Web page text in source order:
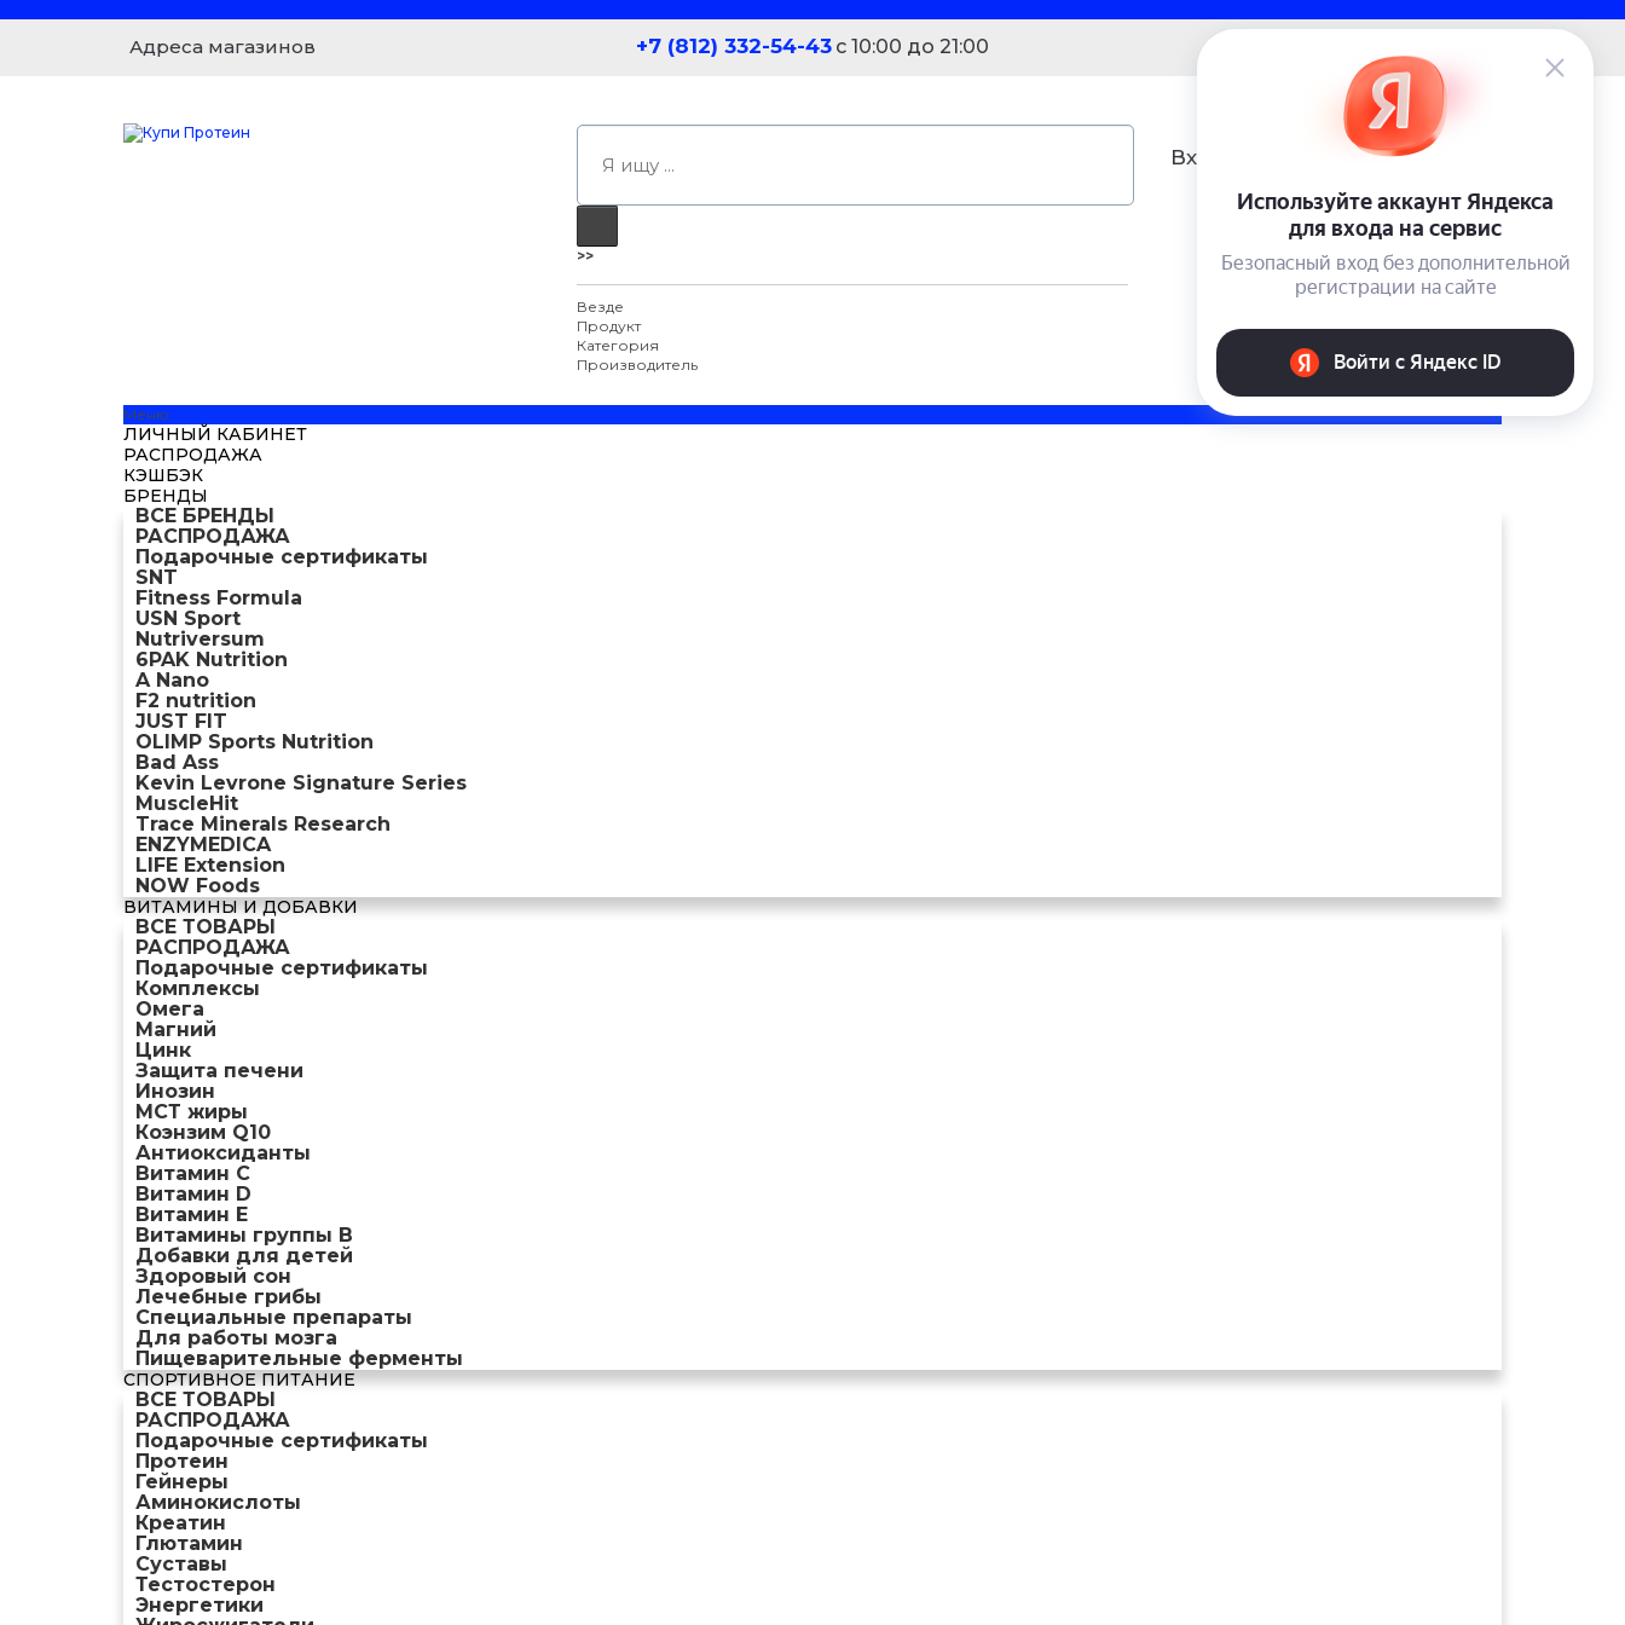
Адреса магазинов +7 (812) 332-54-43 с 10:00 до 21:00
>>
Везде
Продукт
Категория
Производитель
Вход Учетная запись
Меню
ЛИЧНЫЙ КАБИНЕТ
РАСПРОДАЖА
КЭШБЭК
БРЕНДЫ
ВСЕ БРЕНДЫ
РАСПРОДАЖА
Подарочные сертификаты
SNT
Fitness Formula
USN Sport
Nutriversum
6PAK Nutrition
A Nano
F2 nutrition
JUST FIT
OLIMP Sports Nutrition
Bad Ass
Kevin Levrone Signature Series
MuscleHit
Trace Minerals Research
ENZYMEDICA
LIFE Extension
NOW Foods
ВИТАМИНЫ И ДОБАВКИ
ВСЕ ТОВАРЫ
РАСПРОДАЖА
Подарочные сертификаты
Комплексы
Омега
Магний
Цинк
Защита печени
Инозин
МСТ жиры
Коэнзим Q10
Антиоксиданты
Витамин С
Витамин D
Витамин Е
Витамины группы B
Добавки для детей
Здоровый сон
Лечебные грибы
Специальные препараты
Для работы мозга
Пищеварительные ферменты
СПОРТИВНОЕ ПИТАНИЕ
ВСЕ ТОВАРЫ
РАСПРОДАЖА
Подарочные сертификаты
Протеин
Гейнеры
Аминокислоты
Креатин
Глютамин
Суставы
Тестостерон
Энергетики